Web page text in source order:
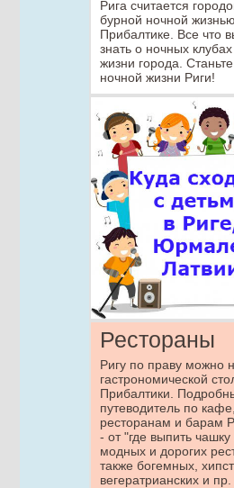
Рига считается
бурной ночной
Прибалтике. Все что
знать о ночных
жизни города.
ночной жизни Риги!
Рестораны
Ригу по праву можно
гастрономической
Прибалтики.
путеводитель по кафе,
ресторанам и барам
- от "где выпить
модных и дорогих
также богемных,
вегератрианских и пр.